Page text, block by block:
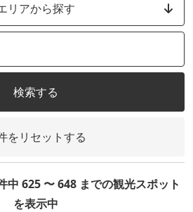
リアから探す
検索する
をリセットする
中 625 〜 648 までの観光スポット
を表示中